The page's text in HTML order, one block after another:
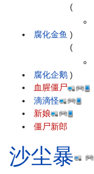
腐化金鱼
(
)
腐化企鹅
(
)
血腥僵尸
滴滴怪
新娘
僵尸新郎
沙尘暴